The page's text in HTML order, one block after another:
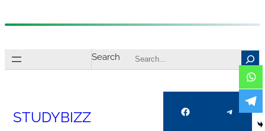
to
Search
STUDYBIZZ Facebook